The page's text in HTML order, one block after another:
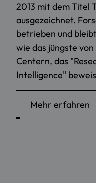
2013 mit dem Titel
ausgezeichnet.
betrieben und
wie das jüngste
Centern, das
Intelligence"
Mehr erfahren